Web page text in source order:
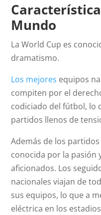
Mundo
La World Cup es
dramatismo.
Los mejores equipos
compiten por el
codiciado del fútbol, lo
partidos llenos de
Además de los
conocida por la pasión
aficionados. Los
nacionales viajan de
sus equipos, lo que a
eléctrica en los